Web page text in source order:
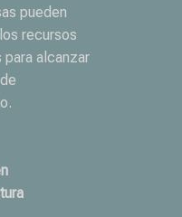
pueden
recursos
alcanzar